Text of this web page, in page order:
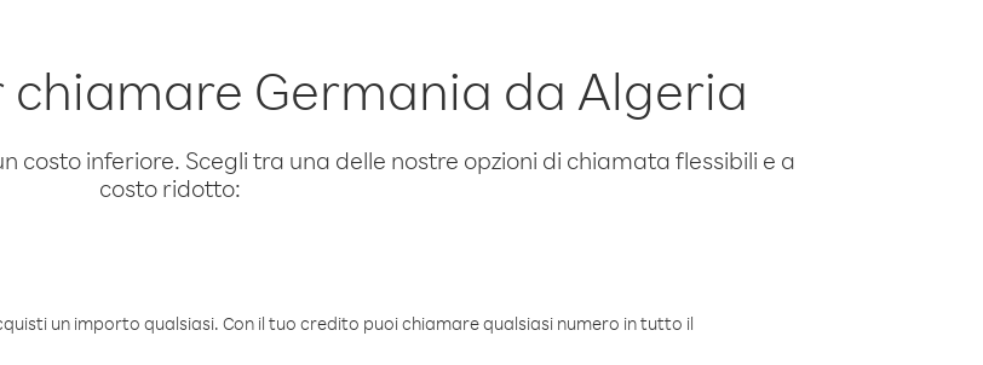
Germania da Algeria
costo inferiore. Scegli tra una delle nostre opzioni di chiamata flessibili e a
costo ridotto:
un importo qualsiasi. Con il tuo credito puoi chiamare qualsiasi numero in tutto il